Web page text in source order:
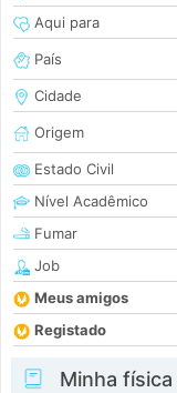
Aqui para
País
Cidade
Origem
Estado Civil
Nível Acadêmico
Fumar
Job
Meus amigos
Registado
Minha física